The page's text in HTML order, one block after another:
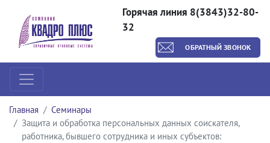
Горячая линия 8(3843)32-80-
32
ОБРАТНЫЙ ЗВОНОК
Главная
Семинары
Защита и обработка персональных данных соискателя,
работника, бывшего сотрудника и иных субъектов: